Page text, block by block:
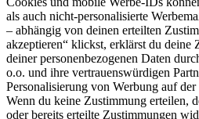
als auch nicht-personalisierte
– abhängig von deinen erteilten
akzeptieren“ klickst, erklärst du deine
deiner personenbezogenen Daten
o.o. und ihre vertrauenswürdigen
Personalisierung von Werbung auf
Wenn du keine Zustimmung erteilen,
oder bereits erteilte Zustimmungen